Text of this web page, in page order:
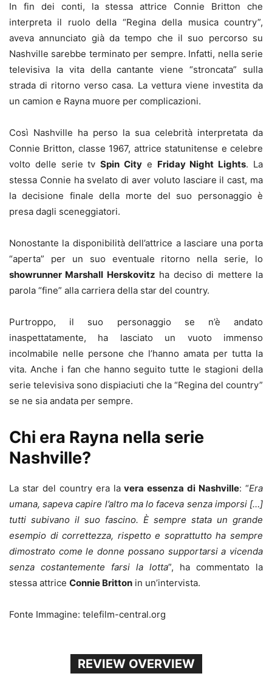
In fin dei conti, la stessa attrice Connie Britton che
interpreta il ruolo della “Regina della musica country”,
aveva annunciato già da tempo che il suo percorso su
Nashville sarebbe terminato per sempre. Infatti, nella serie
televisiva la vita della cantante viene “stroncata” sulla
strada di ritorno verso casa. La vettura viene investita da
un camion e Rayna muore per complicazioni.
Così Nashville ha perso la sua celebrità interpretata da
Connie Britton, classe 1967, attrice statunitense e celebre
volto delle serie tvSpin City e Friday Night Lights. La
stessa Connie ha svelato di aver voluto lasciare il cast, ma
la decisione finale della morte del suo personaggio è
presa dagli sceneggiatori.
Nonostante la disponibilità dell’attrice a lasciare una porta
“aperta” per un suo eventuale ritorno nella serie, lo
showrunner Marshall Herskovitz ha deciso di mettere la
parola “fine” alla carriera della star del country.
Purtroppo, il suo personaggio se n’è andato
inaspettatamente, ha lasciato un vuoto immenso
incolmabile nelle persone che l’hanno amata per tutta la
vita. Anche i fan che hanno seguito tutte le stagioni della
serie televisiva sono dispiaciuti che la “Regina del country”
se ne sia andata per sempre.
Chi era Rayna nella serie
Nashville?
La star del country era lavera essenza di Nashville: “Era
umana, sapeva capire l’altro ma lo faceva senza imporsi […]
tutti subivano il suo fascino. È sempre stata un grande
esempio di correttezza, rispetto e soprattutto ha sempre
dimostrato come le donne possano supportarsi a vicenda
senza costantemente farsi la lotta”, ha commentato la
stessa attrice Connie Britton in un’intervista.
Fonte Immagine: telefilm-central.org
REVIEW OVERVIEW